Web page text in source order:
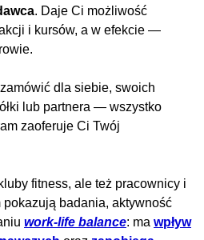
. Daje Ci możliwość
i kursów, a w efekcie —
dla siebie, swoich
lub partnera — wszystko
zaoferuje Ci Twój
fitness, ale też pracownicy i
badania, aktywność
work-life balance: ma wpływ